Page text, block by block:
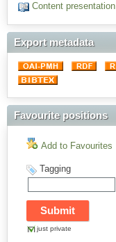
Content presentation
Export metadata
Favourite positions
Add to Favourites
Tagging
just private